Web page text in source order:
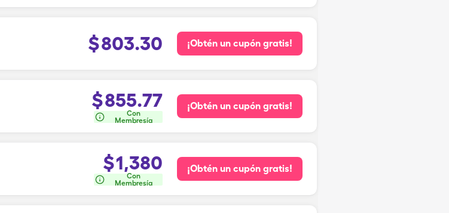
$803.30 ¡Obtén un cupón gratis!
$855.77
Con
Membresía
¡Obtén un cupón gratis!
$1,380
Con
Membresía
¡Obtén un cupón gratis!